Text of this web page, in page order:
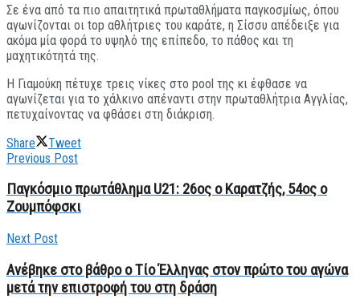
Σε ένα από τα πιο απαιτητικά πρωταθλήματα παγκοσμίως, όπου
αγωνίζονται οι top αθλήτριες του καράτε, η Σίσσυ απέδειξε για
ακόμα μία φορά το υψηλό της επίπεδο, το πάθος και τη
μαχητικότητά της.
Η Γιαμούκη πέτυχε τρεις νίκες στο pool της κι έφθασε να
αγωνίζεται για το χάλκινο απέναντι στην πρωταθλήτρια Αγγλίας,
πετυχαίνοντας να φθάσει στη διάκριση.
Share
Tweet
Previous Post
Παγκόσμιο πρωτάθλημα U21: 26ος ο Καρατζής, 54ος ο
Ζουμπόφσκι
Next Post
Ανέβηκε στο βάθρο ο Τίο Έλληνας στον πρώτο του αγώνα
μετά την επιστροφή του στη δράση